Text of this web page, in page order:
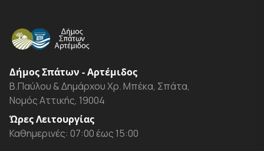
Δήμος Σπάτων - Αρτέμιδος
Β.Παύλου & Δημάρχου Χρ. Μπέκα, Σπάτα,
Νομός Αττικής, 19004
Ώρες Λειτουργίας
Καθημερινές: 07:00 έως 15:00